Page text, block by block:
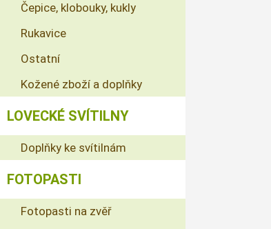
Čepice, klobouky, kukly
Rukavice
Ostatní
Kožené zboží a doplňky
LOVECKÉ SVÍTILNY
Doplňky ke svítilnám
FOTOPASTI
Fotopasti na zvěř